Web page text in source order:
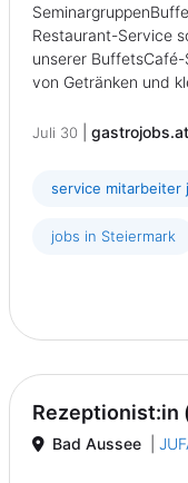
Restaurant-Service
unserer
von Getränken und
Juli 30 gastrojobs.at
service mitarbeiter
jobs in Steiermark
Rezeptionist:in
Bad Aussee